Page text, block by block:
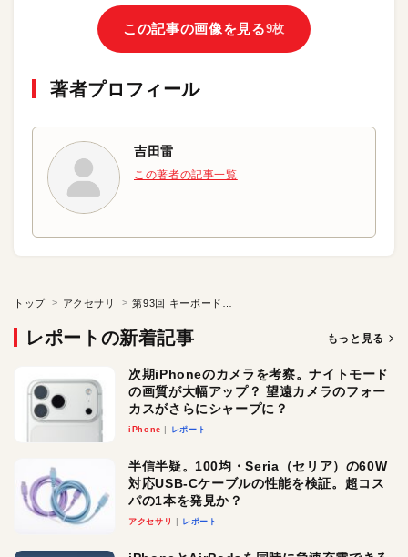
この記事の画像を見る9枚
著者プロフィール
吉田雷
この著者の記事一覧
トップ アクセサリ
レポートの新着記事 もっと見る
次期iPhoneのカメラを考察。ナイトモード
の画質が大幅アップ？ 望遠カメラのフォー
カスがさらにシャープに？
iPhone レポート
半信半疑。100均・Seria（セリア）の60W
対応USB-Cケーブルの性能を検証。超コス
パの1本を発見か？
アクセサリ レポート